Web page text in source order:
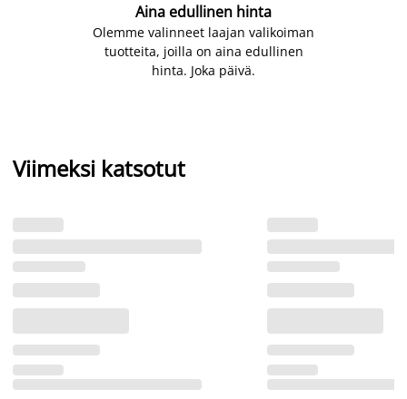
Aina edullinen hinta
Olemme valinneet laajan valikoiman
tuotteita, joilla on aina edullinen
hinta. Joka päivä.
Viimeksi katsotut